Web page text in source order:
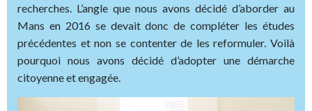
recherches. L’angle que nous avons décidé d’aborder au
Mans en 2016 se devait donc de compléter les études
précédentes et non se contenter de les reformuler. Voilà
pourquoi nous avons décidé d’adopter une démarche
citoyenne et engagée.